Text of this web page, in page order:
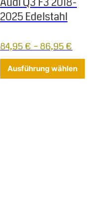
Produkt weist mehrere
2025 Edelstahl
84,95€ –86,95€
Ausführung wählen